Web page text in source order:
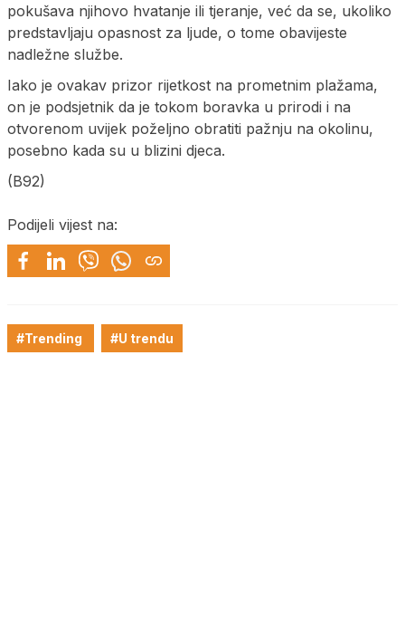
pokušava njihovo hvatanje ili tjeranje, već da se, ukoliko
predstavljaju opasnost za ljude, o tome obavijeste
nadležne službe.
Iako je ovakav prizor rijetkost na prometnim plažama,
on je podsjetnik da je tokom boravka u prirodi i na
otvorenom uvijek poželjno obratiti pažnju na okolinu,
posebno kada su u blizini djeca.
(B92)
Podijeli vijest na:
#Trending #U trendu